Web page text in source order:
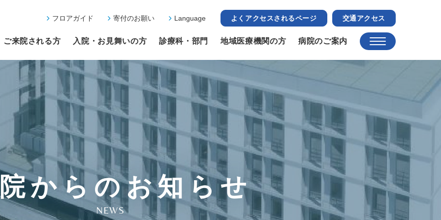
フロアガイド 寄付のお願い Language よくアクセスされるページ 交通アクセス
ご来院される方 入院・お見舞いの方 診療科・部門 地域医療機関の方 病院のご案内
からのお知らせ
NEWS